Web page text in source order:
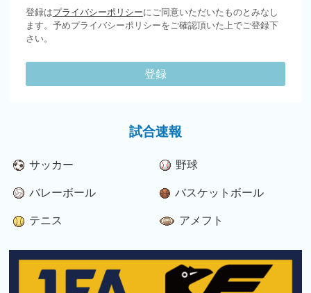
登録はプライバシーポリシーにご同意いただいたものとみなし
ます。予めプライバシーポリシーをご確認頂いた上でご登録下
さい。
登録
試合速報
サッカー 野球
バレーボール バスケットボール
テニス アメフト